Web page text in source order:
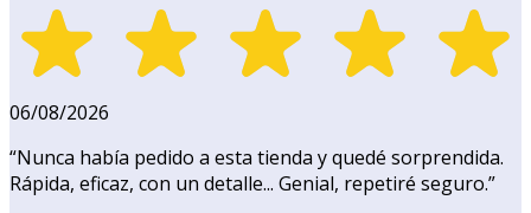
06/08/2026
“Nunca había pedido a esta tienda y quedé sorprendida.
Rápida, eficaz, con un detalle... Genial, repetiré seguro.”